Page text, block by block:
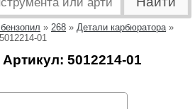
» 268 » Детали карбюратора»
01
5012214-01